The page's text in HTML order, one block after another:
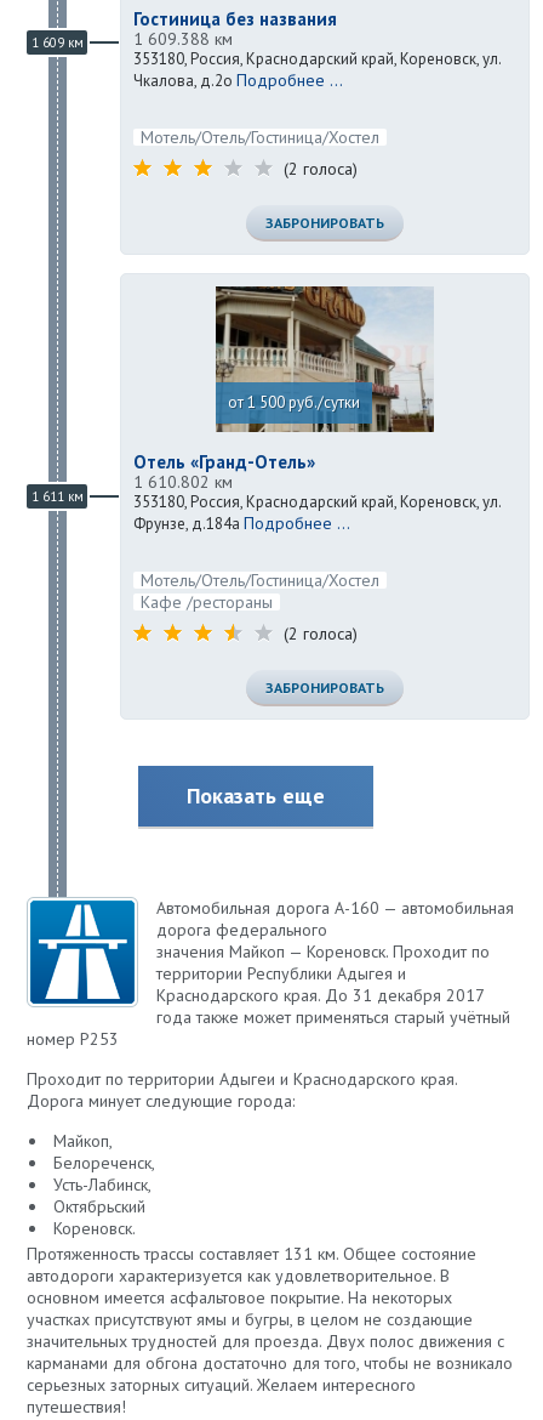
1 609 км
Гостиница без названия
1 609.388 км
353180, Россия, Краснодарский край, Кореновск, ул.
Чкалова, д.2о Подробнее ...
Мотель/Отель/Гостиница/Хостел
(2 голоса)
ЗАБРОНИРОВАТЬ
1 611 км
от 1 500 руб./сутки
Отель «Гранд-Отель»
1 610.802 км
353180, Россия, Краснодарский край, Кореновск, ул.
Фрунзе, д.184а Подробнее ...
Мотель/Отель/Гостиница/Хостел
Кафе /рестораны
(2 голоса)
ЗАБРОНИРОВАТЬ
Показать еще
Автомобильная дорога А-160 — автомобильная
дорога федерального
значения Майкоп — Кореновск. Проходит по
территории Республики Адыгея и
Краснодарского края. До 31 декабря 2017
года также может применяться старый учётный
номер Р253
Проходит по территории Адыгеи и Краснодарского края.
Дорога минует следующие города:
Майкоп,
Белореченск,
Усть-Лабинск,
Октябрьский
Кореновск.
Протяженность трассы составляет 131 км. Общее состояние
автодороги характеризуется как удовлетворительное. В
основном имеется асфальтовое покрытие. На некоторых
участках присутствуют ямы и бугры, в целом не создающие
значительных трудностей для проезда. Двух полос движения с
карманами для обгона достаточно для того, чтобы не возникало
серьезных заторных ситуаций. Желаем интересного
путешествия!